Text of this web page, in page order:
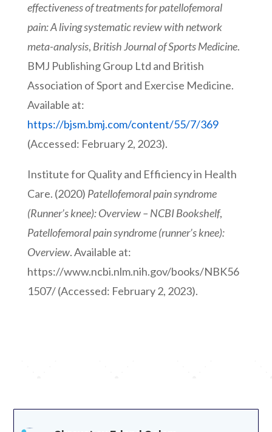
effectiveness of treatments for patellofemoral
pain: A living systematic review with network
meta-analysis, British Journal of Sports Medicine.
BMJ Publishing Group Ltd and British
Association of Sport and Exercise Medicine.
Available at:
https://bjsm.bmj.com/content/55/7/369
(Accessed: February 2, 2023).
Institute for Quality and Efficiency in Health
Care. (2020) Patellofemoral pain syndrome
(Runner’s knee): Overview – NCBI Bookshelf,
Patellofemoral pain syndrome (runner’s knee):
Overview. Available at:
https://www.ncbi.nlm.nih.gov/books/NBK56
1507/ (Accessed: February 2, 2023).